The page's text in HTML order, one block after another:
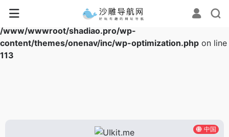
Warning
: Array to string conversion in
/www/wwwroot/shadiao.pro/wp-
content/themes/onenav/inc/wp-optimization.php on line
113
中国